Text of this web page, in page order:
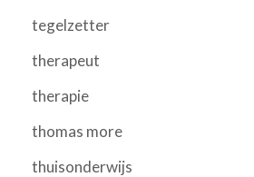
tegelzetter
therapeut
therapie
thomas more
thuisonderwijs